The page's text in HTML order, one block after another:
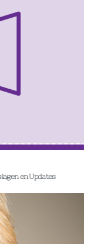
en Updates